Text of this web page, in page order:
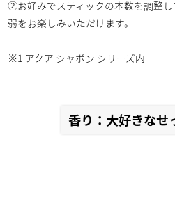
②お好みでスティックの本数を調整
弱をお楽しみいただけます。
※1 アクア シャボン シリーズ内
香り：大好きなせ